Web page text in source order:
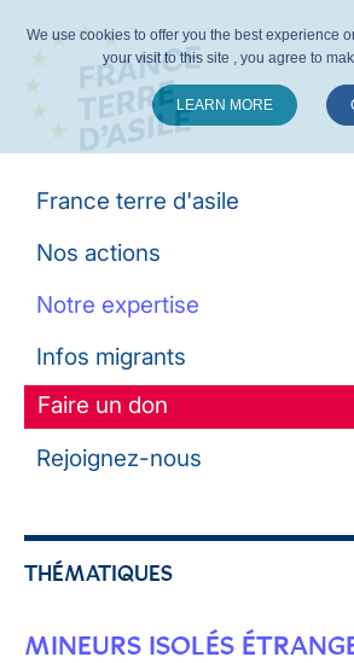
France terre d'asile
Nos actions
Notre expertise
Infos migrants
Faire un don
Rejoignez-nous
THÉMATIQUES
MINEURS ISOLÉS
We use cookies to offer you the best experience
your visit to this site , you agree to
LEARN MORE